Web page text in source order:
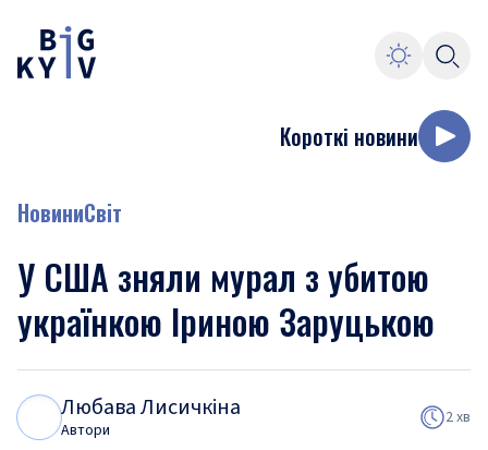
Короткі новини
НовиниСвіт
У США зняли мурал з убитою
українкою Іриною Заруцькою
Любава Лисичкіна
Автори
2 хв